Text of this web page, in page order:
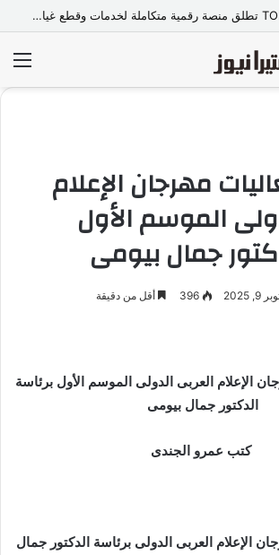
شركة TORQTRAC تطلق منصة رقمية متكاملة لخدمات وقطع غيار المعدات الثقيلة في مصر
مهرجان الإعلام
الموسم الأول
جمال بيومى
2025
396 أقل من دقيقة
الإعلام العربى الدولى الموسم الأول برئاسة
الدكتور جمال بيومى
كتب عمرو الجندى
الإعلام العربى الدولى برئاسة الدكتور جمال